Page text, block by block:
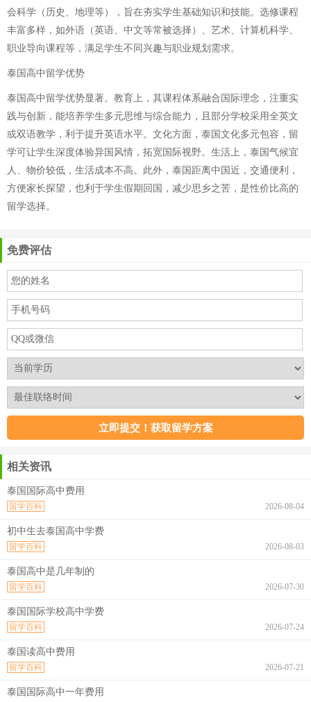
会科学（历史、地理等），旨在夯实学生基础知识和技能。选修课程
丰富多样，如外语（英语、中文等常被选择）、艺术、计算机科学、
职业导向课程等，满足学生不同兴趣与职业规划需求。
泰国高中留学优势
泰国高中留学优势显著。教育上，其课程体系融合国际理念，注重实
践与创新，能培养学生多元思维与综合能力，且部分学校采用全英文
或双语教学，利于提升英语水平。文化方面，泰国文化多元包容，留
学可让学生深度体验异国风情，拓宽国际视野。生活上，泰国气候宜
人、物价较低，生活成本不高。此外，泰国距离中国近，交通便利，
方便家长探望，也利于学生假期回国，减少思乡之苦，是性价比高的
留学选择。
免费评估
相关资讯
泰国国际高中费用
2026-08-04
留学百科
初中生去泰国高中学费
2026-08-03
留学百科
泰国高中是几年制的
2026-07-30
留学百科
泰国国际学校高中学费
2026-07-24
留学百科
泰国读高中费用
2026-07-21
留学百科
泰国国际高中一年费用